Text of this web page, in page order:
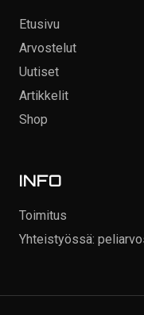
Etusivu
Arvostelut
Uutiset
Artikkelit
Shop
INFO
Toimitus
Yhteistyössä: